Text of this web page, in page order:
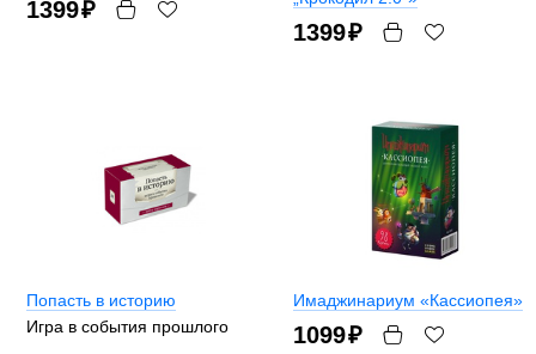
1399₽
1399₽
Попасть в историю
Игра в события прошлого
Имаджинариум «Кассиопея»
1099₽